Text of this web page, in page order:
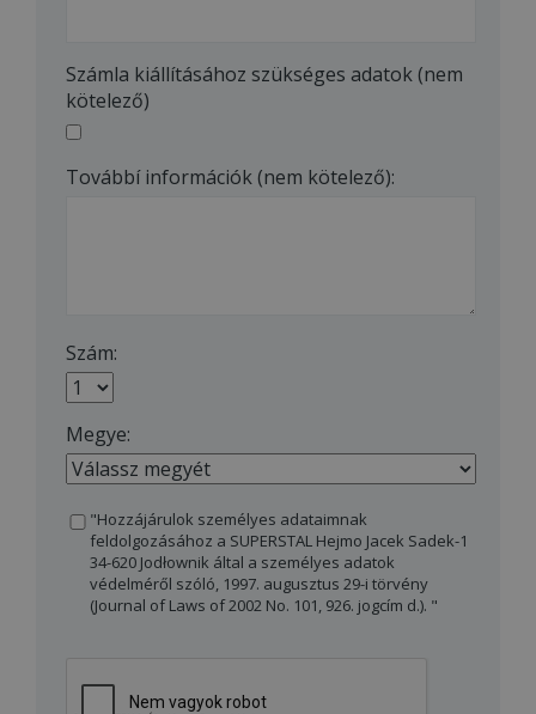
Számla kiállításához szükséges adatok (nem
kötelező)
Továbbí információk (nem kötelező):
Szám:
Megye:
"Hozzájárulok személyes adataimnak
feldolgozásához a SUPERSTAL Hejmo Jacek Sadek-1
34-620 Jodłownik által a személyes adatok
védelméről szóló, 1997. augusztus 29-i törvény
(Journal of Laws of 2002 No. 101, 926. jogcím d.). "